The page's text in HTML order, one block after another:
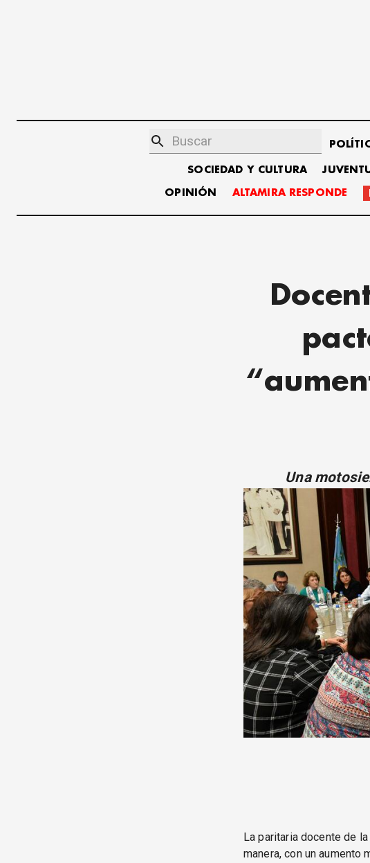
SOCIEDAD Y CULTURA
OPINIÓN ALTAMIRA RESPONDE
Una
La paritaria docente de
manera, con un